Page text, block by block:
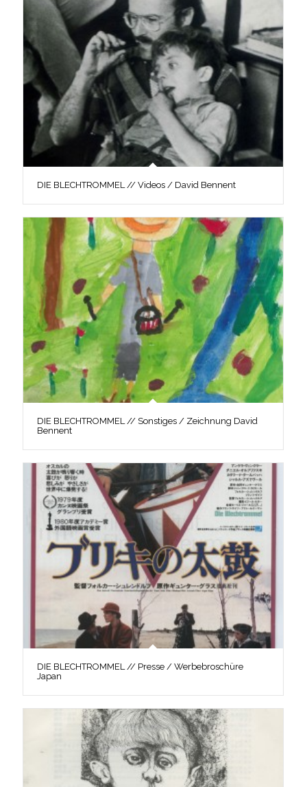
DIE BLECHTROMMEL // Videos / David Bennent
DIE BLECHTROMMEL // Sonstiges / Zeichnung David
Bennent
DIE BLECHTROMMEL // Presse / Werbebroschüre
Japan